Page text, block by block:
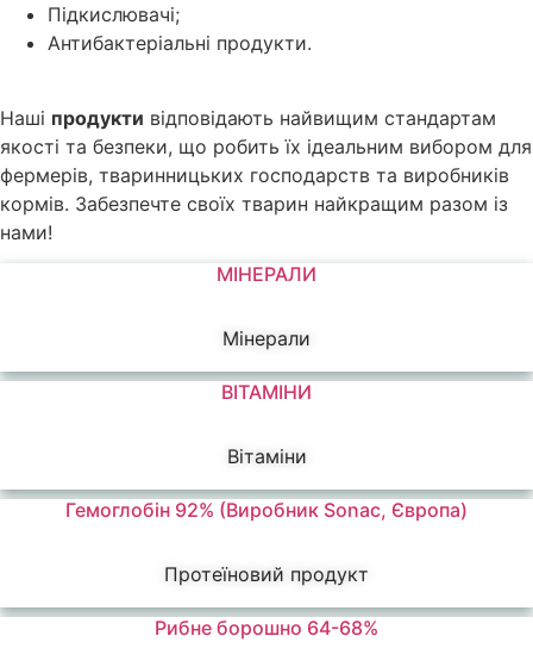
Підкислювачі;
Антибактеріальні продукти.
Наші продукти відповідають найвищим стандартам
якості та безпеки, що робить їх ідеальним вибором для
фермерів, тваринницьких господарств та виробників
кормів. Забезпечте своїх тварин найкращим разом із
нами!
МІНЕРАЛИ
Мінерали
ВІТАМІНИ
Вітаміни
Гемоглобін 92% (Виробник Sonac, Європа)
Протеїновий продукт
Рибне борошно 64-68%